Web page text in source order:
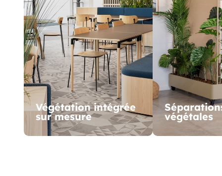
Végétation intégrée
sur mesure végétales